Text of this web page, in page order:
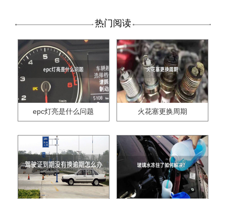
热门阅读
epc灯亮是什么问题 火花塞更换周期